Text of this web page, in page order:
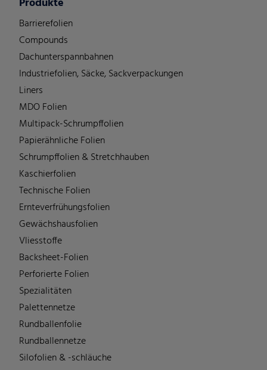
Barrierefolien
Compounds
Dachunterspannbahnen
Industriefolien, Säcke, Sackverpackungen
Liners
MDO Folien
Multipack-Schrumpffolien
Papierähnliche Folien
Schrumpffolien & Stretchhauben
Kaschierfolien
Technische Folien
Ernteverfrühungsfolien
Gewächshausfolien
Vliesstoffe
Backsheet-Folien
Perforierte Folien
Spezialitäten
Palettennetze
Rundballenfolie
Rundballennetze
Silofolien & -schläuche